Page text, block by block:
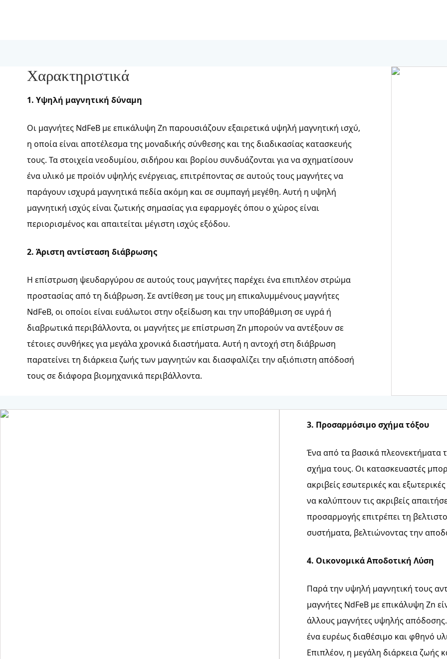
Χαρακτηριστικά
1. Υψηλή μαγνητική δύναμη
Οι μαγνήτες NdFeB με επικάλυψη Zn παρουσιάζουν εξαιρετικά υψηλή μαγνητική ισχύ,
η οποία είναι αποτέλεσμα της μοναδικής σύνθεσης και της διαδικασίας κατασκευής
τους. Τα στοιχεία νεοδυμίου, σιδήρου και βορίου συνδυάζονται για να σχηματίσουν
ένα υλικό με προϊόν υψηλής ενέργειας, επιτρέποντας σε αυτούς τους μαγνήτες να
παράγουν ισχυρά μαγνητικά πεδία ακόμη και σε συμπαγή μεγέθη. Αυτή η υψηλή
μαγνητική ισχύς είναι ζωτικής σημασίας για εφαρμογές όπου ο χώρος είναι
περιορισμένος και απαιτείται μέγιστη ισχύς εξόδου.
2. Άριστη αντίσταση διάβρωσης
Η επίστρωση ψευδαργύρου σε αυτούς τους μαγνήτες παρέχει ένα επιπλέον στρώμα
προστασίας από τη διάβρωση. Σε αντίθεση με τους μη επικαλυμμένους μαγνήτες
NdFeB, οι οποίοι είναι ευάλωτοι στην οξείδωση και την υποβάθμιση σε υγρά ή
διαβρωτικά περιβάλλοντα, οι μαγνήτες με επίστρωση Zn μπορούν να αντέξουν σε
τέτοιες συνθήκες για μεγάλα χρονικά διαστήματα. Αυτή η αντοχή στη διάβρωση
παρατείνει τη διάρκεια ζωής των μαγνητών και διασφαλίζει την αξιόπιστη απόδοσή
τους σε διάφορα βιομηχανικά περιβάλλοντα.
3. Προσαρμόσιμο σχήμα τόξου
Ένα από τα βασικά πλεονεκτήματα
σχήμα τους. Οι κατασκευαστές
ακριβείς εσωτερικές και
να καλύπτουν τις ακριβείς
προσαρμογής επιτρέπει τη
συστήματα, βελτιώνοντας την
4. Οικονομικά Αποδοτική Λύση
Παρά την υψηλή μαγνητική τους
μαγνήτες NdFeB με επικάλυψη Zn
άλλους μαγνήτες υψηλής
ένα ευρέως διαθέσιμο και φθηνό
Επιπλέον, η μεγάλη διάρκεια